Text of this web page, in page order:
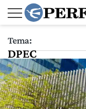
Tema:
DPEC